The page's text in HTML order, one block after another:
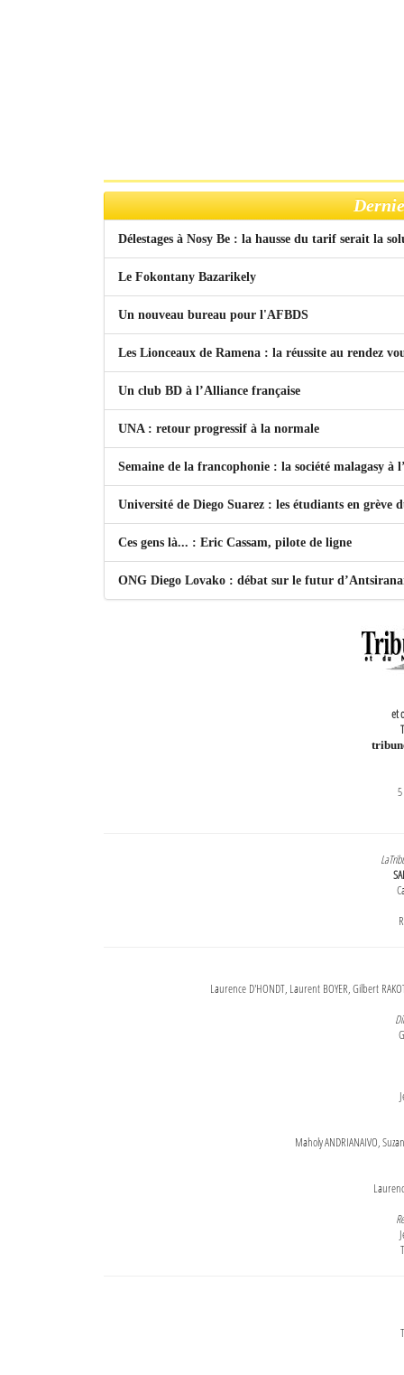
Délestages à Nosy Be : la hausse du tarif serait la
Le Fokontany Bazarikely
Un nouveau bureau pour l'AFBDS
Les Lionceaux de Ramena : la réussite au rendez
Un club BD à l’Alliance française
UNA : retour progressif à la normale
Semaine de la francophonie : la société malagasy à
Université de Diego Suarez : les étudiants en grève
Ces gens là... : Eric Cassam, pilote de ligne
ONG Diego Lovako : débat sur le futur
et
Laurence D'HONDT, Laurent BOYER, Gilbert
Maholy ANDRIANAIVO,